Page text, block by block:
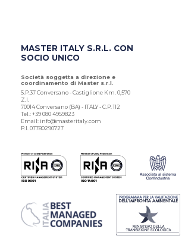
MASTER ITALY S.R.L. CON
SOCIO UNICO
Società soggetta a direzione e
coordinamento di Master s.r.l.
S.P.37 Conversano - Castiglione Km. 0,570
Z.I.
70014 Conversano (BA) - ITALY - C.P. 112
Tel.: +39 080 4959823
Email: info@masteritaly.com
P.I. 07780290727